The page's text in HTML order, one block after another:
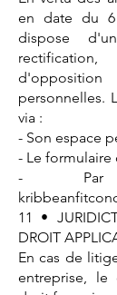
en date du 6
dispose
personnelles.
via :
- Son espace
- Le formulaire
- Par
11 •
DROIT
En cas de
entreprise,